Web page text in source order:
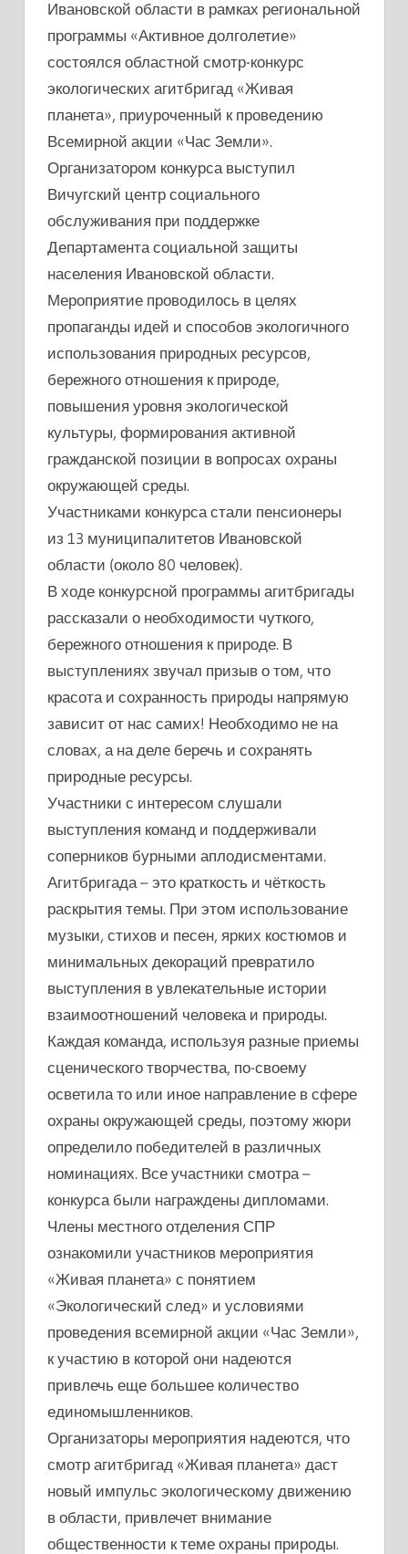
ПЛАНЕТА»
СМОТР-
КОНКУРС
ЭКОЛОГИЧЕСКИХ
АГИТБРИГАД.
Ивановской области в рамках региональной
программы «Активное долголетие»
состоялся областной смотр-конкурс
экологических агитбригад «Живая
планета», приуроченный к проведению
Всемирной акции «Час Земли».
Организатором конкурса выступил
Вичугский центр социального
обслуживания при поддержке
Департамента социальной защиты
населения Ивановской области.
Мероприятие проводилось в целях
пропаганды идей и способов экологичного
использования природных ресурсов,
бережного отношения к природе,
повышения уровня экологической
культуры, формирования активной
гражданской позиции в вопросах охраны
окружающей среды.
Участниками конкурса стали пенсионеры
из 13 муниципалитетов Ивановской
области (около 80 человек).
В ходе конкурсной программы агитбригады
рассказали о необходимости чуткого,
бережного отношения к природе. В
выступлениях звучал призыв о том, что
красота и сохранность природы напрямую
зависит от нас самих! Необходимо не на
словах, а на деле беречь и сохранять
природные ресурсы.
Участники с интересом слушали
выступления команд и поддерживали
соперников бурными аплодисментами.
Агитбригада – это краткость и чёткость
раскрытия темы. При этом использование
музыки, стихов и песен, ярких костюмов и
минимальных декораций превратило
выступления в увлекательные истории
взаимоотношений человека и природы.
Каждая команда, используя разные приемы
сценического творчества, по-своему
осветила то или иное направление в сфере
охраны окружающей среды, поэтому жюри
определило победителей в различных
номинациях. Все участники смотра –
конкурса были награждены дипломами.
Члены местного отделения СПР
ознакомили участников мероприятия
«Живая планета» с понятием
«Экологический след» и условиями
проведения всемирной акции «Час Земли»,
к участию в которой они надеются
привлечь еще большее количество
единомышленников.
Организаторы мероприятия надеются, что
смотр агитбригад «Живая планета» даст
новый импульс экологическому движению
в области, привлечет внимание
общественности к теме охраны природы.